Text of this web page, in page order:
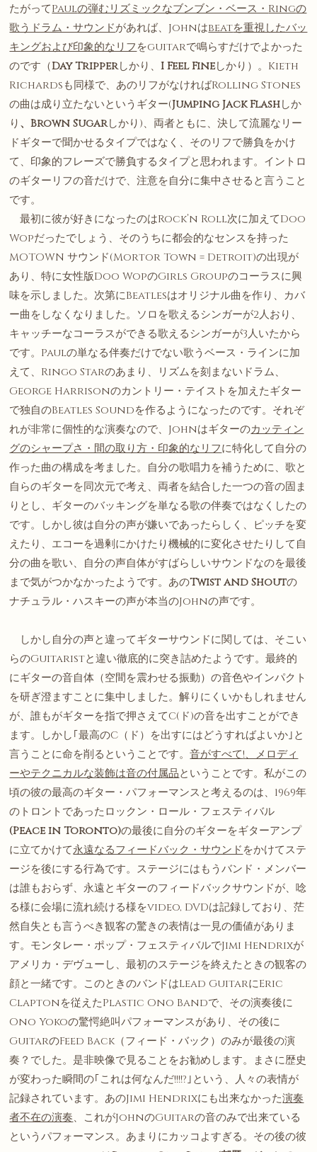
たがってPaulの弾むリズミックなブンブン・ベース・ Ringの
歌うドラム・サウンドがあれば、Johnはbeatを重視したバッ
キングおよび印象的なリフをguitarで鳴らすだけでよかった
のです（Day Tripperしかり、I Feel Fineしかり）。Kieth
Richardsも同様で、あのリフがなければRolling Stones
の曲は成り立たないというギター(Jumping Jack Flashしか
り、Brown Sugarしかり)、両者ともに、決して流麗なリー
ドギターで聞かせるタイプではなく、そのリフで勝負をかけ
て、印象的フレーズで勝負するタイプと思われます。イントロ
のギターリフの音だけで、注意を自分に集中させると言うこと
です。
最初に彼が好きになったのはRock’n Roll次に加えてDoo
Wopだったでしょう、そのうちに都会的なセンスを持った
MOTOWN サウンド(Mortor Town = Detroit)の出現が
あり、特に女性版Doo WopのGirls Groupのコーラスに興
味を示しました。次第にBeatlesはオリジナル曲を作り、カバ
ー曲をしなくなりました。ソロを歌えるシンガーが2人おり、
キャッチーなコーラスができる歌えるシンガーが3人いたから
です。Paulの単なる伴奏だけでない歌うベース・ラインに加
えて、Ringo Starのあまり、リズムを刻まないドラム、
George Harrisonのカントリー・テイストを加えたギター
で独自のBeatles Soundを作るようになったのです。それぞ
れが非常に個性的な演奏なので、Johnはギターのカッティン
グのシャープさ・間の取り方・印象的なリフに特化して自分の
作った曲の構成を考ました。自分の歌唱力を補うために、歌と
自らのギターを同次元で考え、両者を結合した一つの音の固ま
りとし、ギターのバッキングを単なる歌の伴奏ではなくしたの
です。しかし彼は自分の声が嫌いであったらしく、ピッチを変
えたり、エコーを過剰にかけたり機械的に変化させたりして自
分の曲を歌い、自分の声自体がすばらしいサウンドなのを最後
まで気がつかなかったようです。あのTwist and Shoutの
ナチュラル・ハスキーの声が本当のJohnの声です。
しかし自分の声と違ってギターサウンドに関しては、そこい
らのGuitaristと違い徹底的に突き詰めたようです。最終的
にギターの音自体（空間を震わせる振動）の音色やインパクト
を研ぎ澄ますことに集中しました。解りにくいかもしれません
が、誰もがギターを指で押さえてC(ド)の音を出すことができ
ます。しかし｢最高のC（ド）を出すにはどうすればよいか｣と
言うことに命を削るということです。音がすべて!、メロディ
ーやテクニカルな装飾は音の付属品ということです。私がこの
頃の彼の最高のギター・パフォーマンスと考えるのは、1969年
のトロントであったロックン・ロール・フェスティバル
(Peace in Toronto)の最後に自分のギターをギターアンプ
に立てかけて永遠なるフィードバック・サウンドをかけてステ
ージを後にする行為です。ステージにはもうバンド・メンバー
は誰もおらず、永遠とギターのフィードバックサウンドが、唸
る様に会場に流れ続ける様をvideo, DVDは記録しており、茫
然自失とも言うべき観客の驚きの表情は一見の価値がありま
す。モンタレー・ポップ・フェスティバルでJimi Hendrixが
アメリカ・デヴューし、最初のステージを終えたときの観客の
顔と一緒です。このときのバンドはLead GuitarにEric
Claptonを従えたPlastic Ono Bandで、その演奏後に
Ono Yokoの驚愕絶叫パフォーマンスがあり、その後に
GuitarのFeed Back（フィード・バック）のみが最後の演
奏？でした。是非映像で見ることをお勧めします。まさに歴史
が変わった瞬間の｢これは何なんだ!!!!?｣という、人々の表情が
記録されています。あのJimi Hendrixにも出来なかった演奏
者不在の演奏、これがJohnのGuitarの音のみで出来ている
というパフォーマンス。あまりにカッコよすぎる。その後の彼